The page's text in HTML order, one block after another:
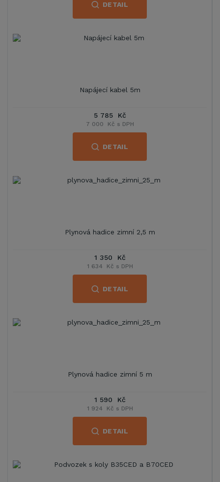
DETAIL
Napájecí kabel 5m
5 785 Kč
7 000 Kč s DPH
DETAIL
Plynová hadice zimní 2,5 m
1 350 Kč
1 634 Kč s DPH
DETAIL
Plynová hadice zimní 5 m
1 590 Kč
1 924 Kč s DPH
DETAIL